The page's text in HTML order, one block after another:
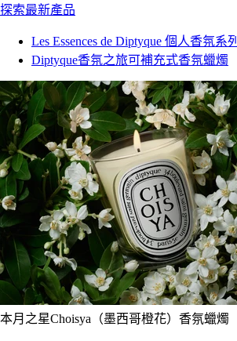
探索最新產品
Les Essences de Diptyque 個人香氛系列
Diptyque香氛之旅可補充式香氛蠟燭
本月之星Choisya（墨西哥橙花）香氛蠟燭